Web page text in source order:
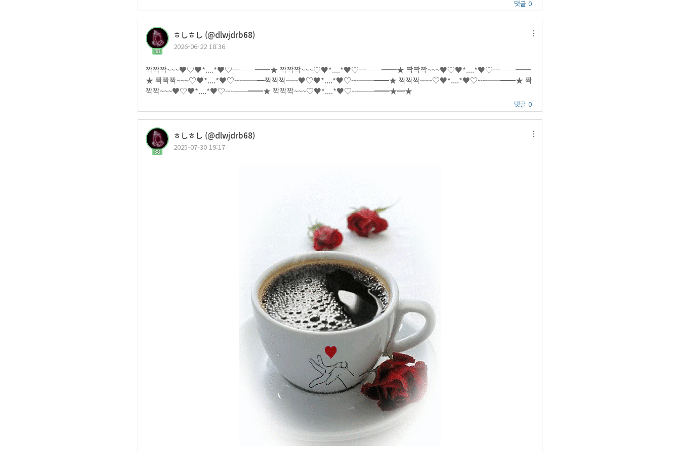
댓글 0
38
ㅎしㅎし (@dlwjdrb68)
2026-06-22 18:36
짝짝짝~~~♥♡♥*....*♥♡---──━━★ 짝짝짝~~~♡♥*....*♥♡---──━━★ 짝짝짝~~~♥♡♥*....*♥♡---──━━
★ 짝짝짝~~~♡♥*....*♥♡---──━짝짝짝~~~♥♡♥*....*♥♡---──━━★ 짝짝짝~~~♡♥*....*♥♡---──━━★ 짝
짝짝~~~♥♡♥*....*♥♡---──━━★ 짝짝짝~~~♡♥*....*♥♡---──━━★━★
댓글 0
38
ㅎしㅎし (@dlwjdrb68)
2025-07-30 19:17